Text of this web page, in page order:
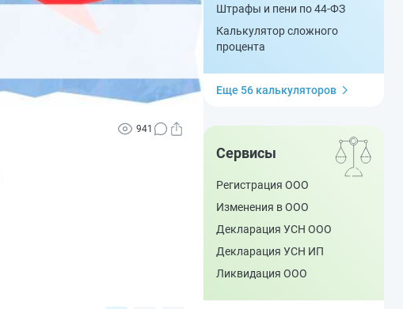
941
Штрафы и пени по 44-ФЗ
Калькулятор сложного
процента
Еще 56 калькуляторов
Сервисы
Регистрация ООО
Изменения в ООО
Декларация УСН ООО
Декларация УСН ИП
Ликвидация ООО